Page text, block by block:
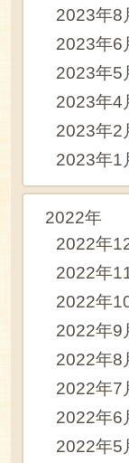
2023年8
2023年6
2023年5
2023年4
2023年2
2023年1
2022年
2022年
2022年
2022年
2022年9
2022年8
2022年7
2022年6
2022年5